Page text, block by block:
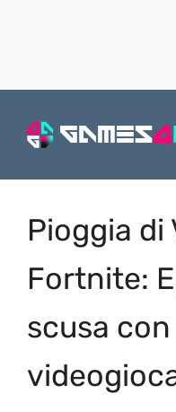
Pioggia di
Fortnite:
scusa con